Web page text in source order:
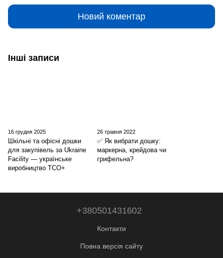
Новий коментар
Інші записи
16 грудня 2025
Шкільні та офісні дошки
для закупівель за Ukraine
Facility — українське
виробництво ТСО+
26 травня 2022
✅ Як вибрати дошку:
маркерна, крейдова чи
грифельна?
+380501431602
Контакти
Повна версія сайту